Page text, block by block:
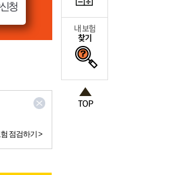
청
점검하기 >